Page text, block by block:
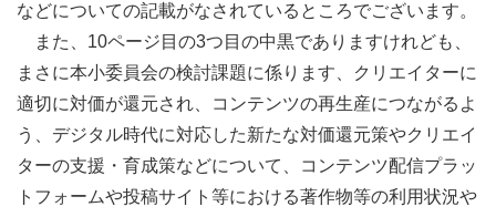
などについての記載がなされているところでございます。
また、10ページ目の3つ目の中黒でありますけれども、
まさに本小委員会の検討課題に係ります、クリエイターに
適切に対価が還元され、コンテンツの再生産につながるよ
う、デジタル時代に対応した新たな対価還元策やクリエイ
ターの支援・育成策などについて、コンテンツ配信プラッ
トフォームや投稿サイト等における著作物等の利用状況や